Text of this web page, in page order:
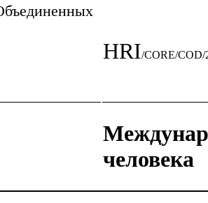
HRI/CORE/COD/
человека